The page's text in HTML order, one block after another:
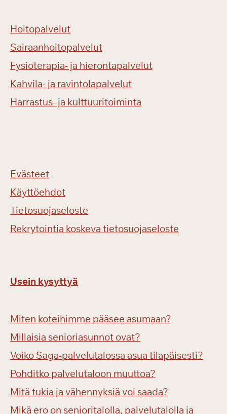
Hoitopalvelut
Sairaanhoitopalvelut
Fysioterapia- ja hierontapalvelut
Kahvila- ja ravintolapalvelut
Harrastus- ja kulttuuritoiminta
Evästeet
Käyttöehdot
Tietosuojaseloste
Rekrytointia koskeva tietosuojaseloste
Usein kysyttyä
Miten koteihimme pääsee asumaan?
Millaisia senioriasunnot ovat?
Voiko Saga-palvelutalossa asua tilapäisesti?
Pohditko palvelutaloon muuttoa?
Mitä tukia ja vähennyksiä voi saada?
Mikä ero on senioritalolla, palvelutalolla ja